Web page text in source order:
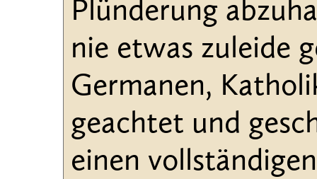
Plünderung
nie etwas zuleide
Germanen,
geachtet und
einen